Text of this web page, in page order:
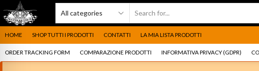
HOME SHOP TUTTI I PRODOTTI CONTATTI LA MIA LISTA PRODOTTI
ORDER TRACKING FORM COMPARAZIONE PRODOTTI INFORMATIVA PRIVACY (GDPR)
Ricambi e